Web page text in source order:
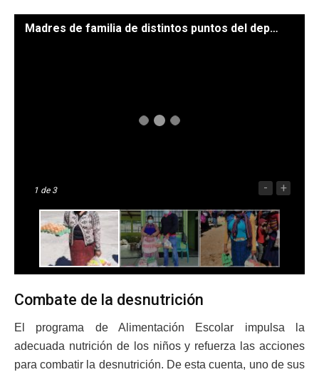
Madres de familia de distintos puntos del departamento acuden a las escuelas a recibir los alimentos. /Fotos: Dideduc Huehuetenango
1 de 3 - +
Combate de la desnutrición
El programa de Alimentación Escolar impulsa la
adecuada nutrición de los niños y refuerza las acciones
para combatir la desnutrición. De esta cuenta, uno de sus